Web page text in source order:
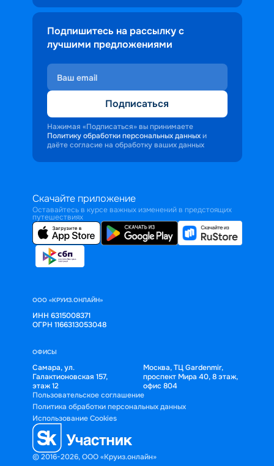
Подпишитесь на рассылку с
лучшими предложениями
Подписаться
Нажимая «Подписаться» вы принимаете
Политику обработки персональных данных и
даёте согласие на обработку ваших данных
Скачайте приложение
Оставайтесь в курсе важных изменений в предстоящих
путешествиях
ООО «КРУИЗ.ОНЛАЙН»
ИНН 6315008371
ОГРН 1166313053048
ОФИСЫ
Самара, ул.
Галактионовская 157,
этаж 12
Москва, ТЦ Gardenmir,
проспект Мира 40, 8 этаж,
офис 804
© 2016-2026, ООО «Круиз.онлайн»
Пользовательское соглашение
Политика обработки персональных данных
Использование Cookies